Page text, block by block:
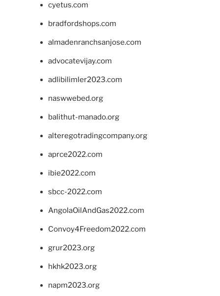
cyetus.com
bradfordshops.com
almadenranchsanjose.com
advocatevijay.com
adlibilimler2023.com
naswwebed.org
balithut-manado.org
alteregotradingcompany.org
aprce2022.com
ibie2022.com
sbcc-2022.com
AngolaOilAndGas2022.com
Convoy4Freedom2022.com
grur2023.org
hkhk2023.org
napm2023.org